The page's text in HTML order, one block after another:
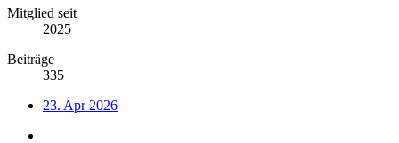
Mitglied seit
2025
Beiträge
335
23. Apr 2026